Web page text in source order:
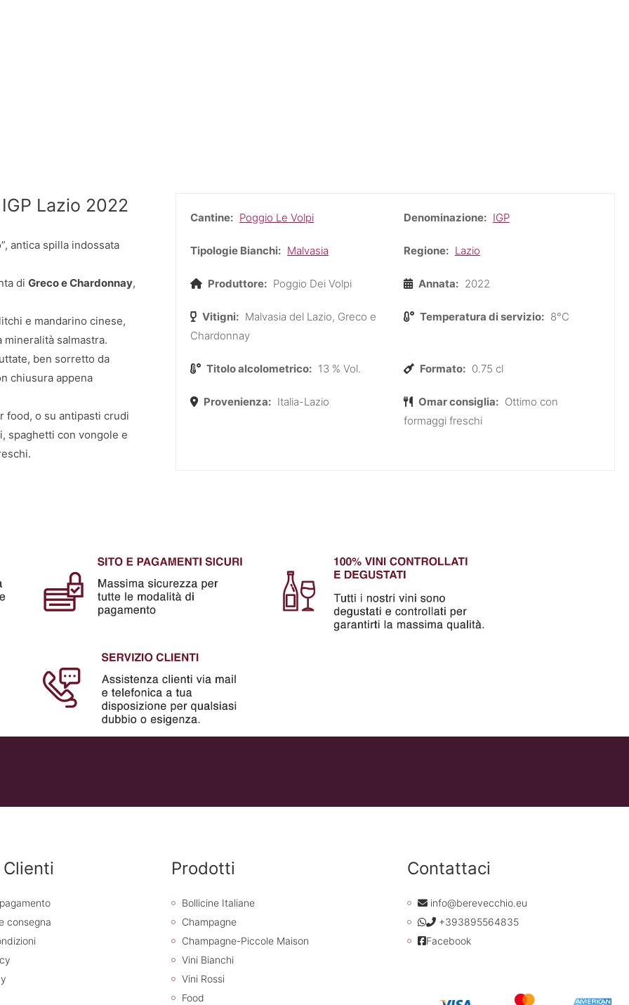
Lazio 2022
antica spilla indossata
di Greco e Chardonnay,
e mandarino cinese,
salmastra.
ben sorretto da
chiusura appena
food, o su antipasti crudi
spaghetti con vongole e
Cantine: Poggio Le Volpi Denominazione: IGP
Tipologie Bianchi: Malvasia Regione: Lazio
Produttore: Poggio Dei Volpi Annata: 2022
Vitigni: Malvasia del Lazio, Greco e
Chardonnay
Temperatura di servizio: 8°C
Titolo alcolometrico: 13 % Vol. Formato: 0.75 cl
Provenienza: Italia-Lazio Omar consiglia: Ottimo con
formaggi freschi
consegna
Prodotti
Bollicine Italiane
Champagne
Champagne-Piccole Maison
Vini Bianchi
Vini Rossi
Food
Contattaci
info@berevecchio.eu
+393895564835
Facebook